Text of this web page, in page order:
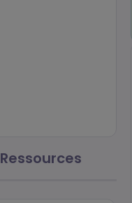
Ressources